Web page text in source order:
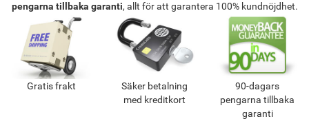
pengarna tillbaka garanti, allt för att garantera 100% kundnöjdhet.
Gratis frakt
Säker betalning
med kreditkort
90-dagars
pengarna tillbaka
garanti